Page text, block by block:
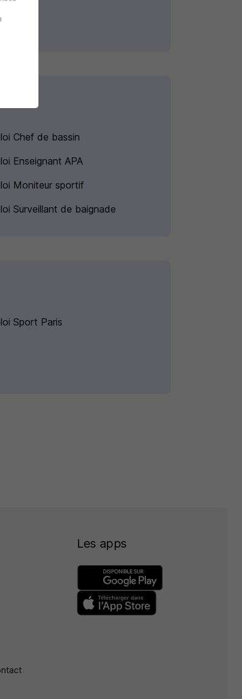
Chef de bassin
Enseignant APA
Moniteur sportif
Surveillant de baignade
Sport Paris
Les apps